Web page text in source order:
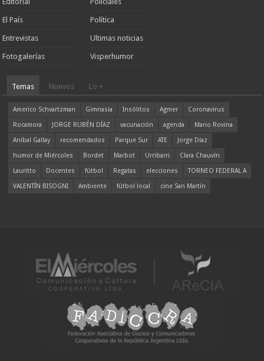
El País
Entrevistas
Fotogalerías
Política
Ultimas noticias
Visperhumor
Temas Nuevos Lo +
Americo Schvartzman Gimnasia Insólitos Agmer
Coronavirus
Rocamora
JORGE RUBÉN DÍAZ vacunación agenda
Mario Rovina
Aníbal Gallay
recomendados Parque Sur ATE
Jorge Díaz
humor de Miércoles
Bordet Marbot Urribarri
Clara Chauvín
Lauritto
Docentes fútbol Regatas elecciones
TORNEO FEDERAL A
VALENTÍN BISOGNI
Ambiente fútbol local cine San Martín